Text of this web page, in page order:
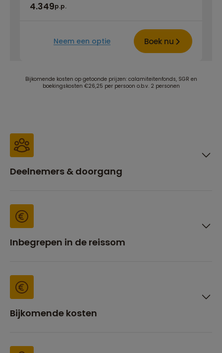
4.349p.p.
Neem een optie Boek nu
Bijkomende kosten op getoonde prijzen: calamiteitenfonds, SGR en
boekingskosten €26,25 per persoon o.b.v. 2 personen
Deelnemers & doorgang
Inbegrepen in de reissom
Bijkomende kosten